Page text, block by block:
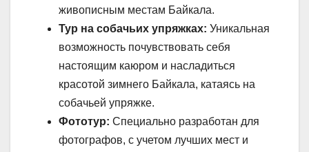
живописным местам Байкала.
Тур на собачьих упряжках: Уникальная
возможность почувствовать себя
настоящим каюром и насладиться
красотой зимнего Байкала, катаясь на
собачьей упряжке.
Фототур: Специально разработан для
фотографов, с учетом лучших мест и